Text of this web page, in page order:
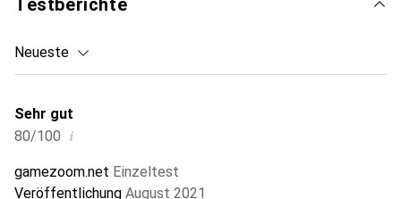
Neueste
Sehr gut
80/100 i
gamezoom.net Einzeltest
Veröffentlichung August 2021